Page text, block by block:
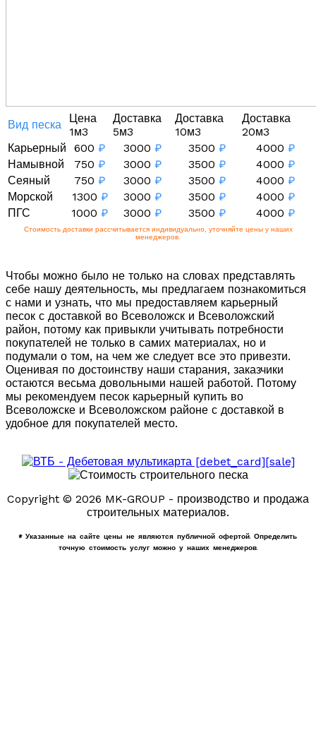
Вид песка
Цена
1м3
Доставка
5м3
Доставка
10м3
Доставка
20м3
Карьерный
600 ₽ 3000 ₽ 3500 ₽ 4000 ₽
Намывной
750 ₽ 3000 ₽ 3500 ₽ 4000 ₽
Сеяный
750 ₽ 3000 ₽ 3500 ₽ 4000 ₽
Морской
1300 ₽ 3000 ₽ 3500 ₽ 4000 ₽
ПГС
1000 ₽ 3000 ₽ 3500 ₽ 4000 ₽
Стоимость доставки рассчитывается индивидуально, уточняйте цены у наших
менеджеров.
Чтобы можно было не только на словах представлять
себе нашу деятельность, мы предлагаем познакомиться
с нами и узнать, что мы предоставляем карьерный
песок с доставкой во Всеволожск и Всеволожский
район, потому как привыкли учитывать потребности
покупателей не только в самих материалах, но и
подумали о том, на чем же следует все это привезти.
Оценивая по достоинству наши старания, заказчики
остаются весьма довольными нашей работой. Потому
мы рекомендуем песок карьерный купить во
Всеволожске и Всеволожском районе с доставкой в
удобное для покупателей место.
Copyright © 2026 MK-GROUP - производство и продажа
строительных материалов.
* Указанные на сайте цены не являются публичной офертой. Определить
точную стоимость услуг можно у наших менеджеров.